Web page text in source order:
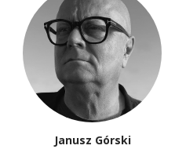
Janusz Górski